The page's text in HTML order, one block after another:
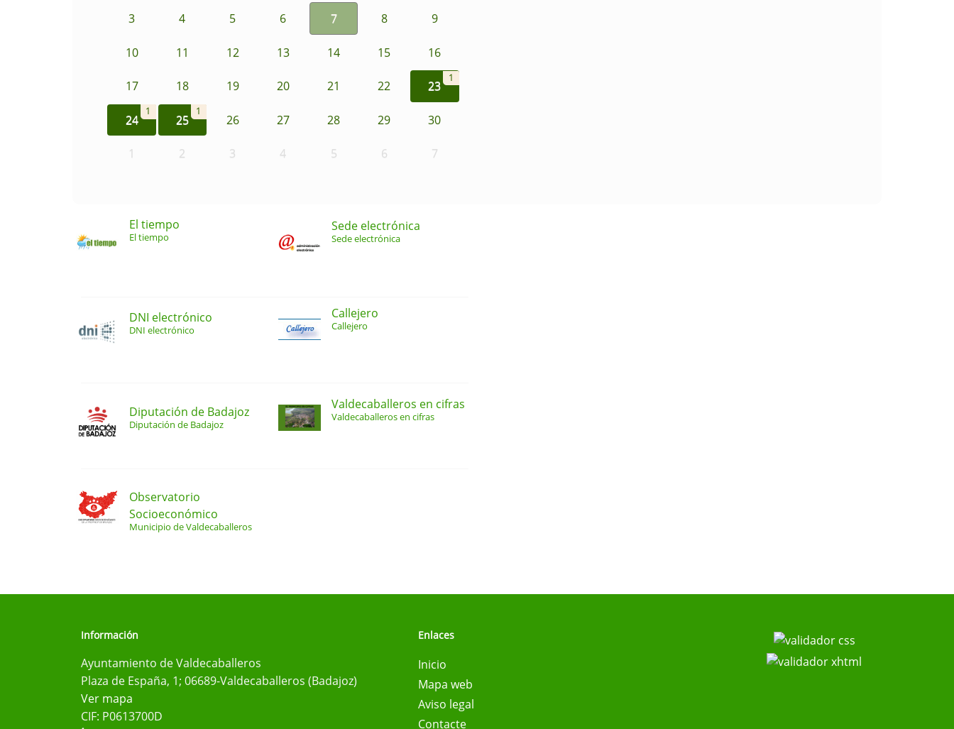
3 4 5 6 7 8 9
10 11 12 13 14 15 16
17 18 19 20 21 22 23
1
24
1
25
1
26 27 28 29 30
1 2 3 4 5 6 7
El tiempo
El tiempo
Sede electrónica
Sede electrónica
DNI electrónico
DNI electrónico
Callejero
Callejero
Diputación de Badajoz
Diputación de Badajoz
Valdecaballeros en cifras
Valdecaballeros en cifras
Observatorio
Socioeconómico
Municipio de Valdecaballeros
Información
Ayuntamiento de Valdecaballeros
Plaza de España, 1; 06689-Valdecaballeros (Badajoz)
Ver mapa
CIF: P0613700D
Enlaces
Inicio
Mapa web
Aviso legal
Contacte